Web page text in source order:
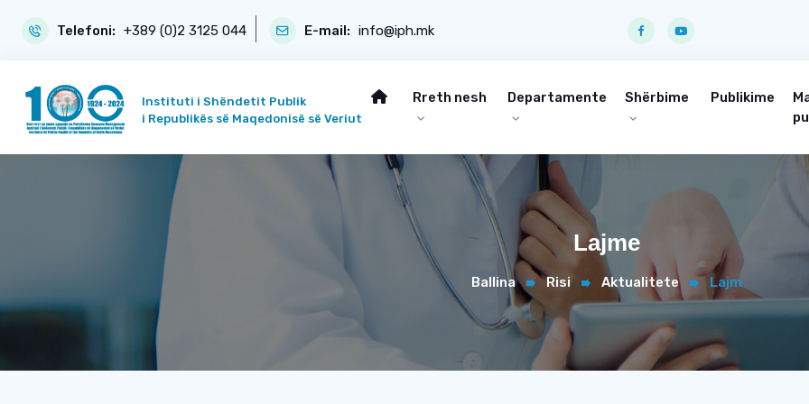
Telefoni: +389 (0)2 3125 044 E-mail: info@iph.mk
Instituti i Shëndetit Publik
i Republikës së Maqedonisë së Veriut
Rreth nesh Departamente Shërbime Publikime
Lajme
Ballina Risi Aktualitete Lajm